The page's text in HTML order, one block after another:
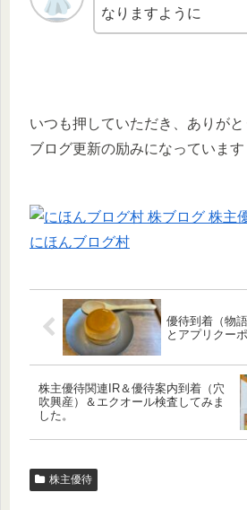
なりますように
いつも押していただき、ありがと
ブログ更新の励みになっています
にほんブログ村
優待到着（物
とアプリクー
株主優待関連IR＆優待案内到着（穴
吹興産）＆エクオール検査してみま
した。
株主優待